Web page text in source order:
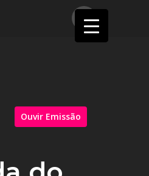
Ouvir Emissão